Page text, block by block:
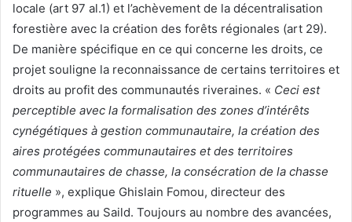
locale (art 97 al.1) et l’achèvement de la décentralisation
forestière avec la création des forêts régionales (art 29).
De manière spécifique en ce qui concerne les droits, ce
projet souligne la reconnaissance de certains territoires et
droits au profit des communautés riveraines. « Ceci est
perceptible avec la formalisation des zones d’intérêts
cynégétiques à gestion communautaire, la création des
aires protégées communautaires et des territoires
communautaires de chasse, la consécration de la chasse
rituelle », explique Ghislain Fomou, directeur des
programmes au Saild. Toujours au nombre des avancées,